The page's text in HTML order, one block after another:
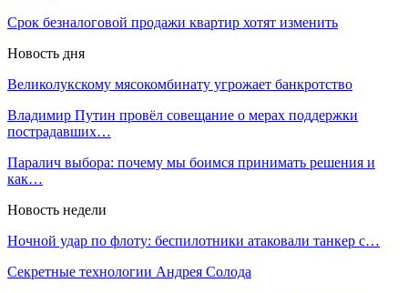
Срок безналоговой продажи квартир хотят изменить
Новость дня
Великолукскому мясокомбинату угрожает банкротство
Владимир Путин провёл совещание о мерах поддержки
пострадавших…
Паралич выбора: почему мы боимся принимать решения и
как…
Новость недели
Ночной удар по флоту: беспилотники атаковали танкер с…
Секретные технологии Андрея Солода